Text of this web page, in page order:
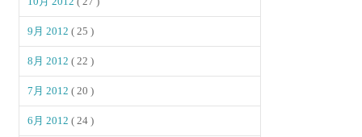
9月 2012( 25 )
8月 2012( 22 )
7月 2012( 20 )
6月 2012( 24 )